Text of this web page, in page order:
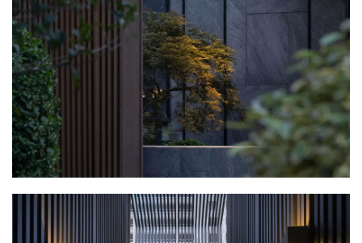
企业会员
关于投稿
广告投放
关于我们
联系我们